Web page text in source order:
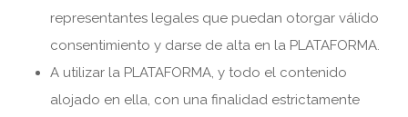
representantes legales que puedan otorgar válido
consentimiento y darse de alta en la PLATAFORMA.
A utilizar la PLATAFORMA, y todo el contenido
alojado en ella, con una finalidad estrictamente